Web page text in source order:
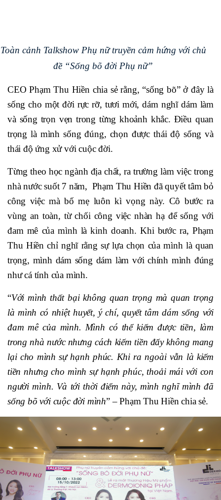
Toàn cảnh Talkshow Phụ nữ truyền cảm hứng với chủ
đề “Sống bõ đời Phụ nữ”
CEO Phạm Thu Hiền chia sẻ rằng, “sống bõ” ở đây là
sống cho một đời rực rỡ, tươi mới, dám nghĩ dám làm
và sống trọn vẹn trong từng khoảnh khắc. Điều quan
trọng là mình sống đúng, chọn được thái độ sống và
thái độ ứng xử với cuộc đời.
Từng theo học ngành địa chất, ra trường làm việc trong
nhà nước suốt 7 năm, Phạm Thu Hiền đã quyết tâm bỏ
công việc mà bố mẹ luôn kì vọng này. Cô bước ra
vùng an toàn, từ chối công việc nhàn hạ để sống với
đam mê của mình là kinh doanh. Khi bước ra, Phạm
Thu Hiền chỉ nghĩ rằng sự lựa chọn của mình là quan
trọng, mình dám sống dám làm với chính mình đúng
như cá tính của mình.
“Với mình thất bại không quan trọng mà quan trọng
là mình có nhiệt huyết, ý chí, quyết tâm dám sống với
đam mê của mình. Mình có thể kiếm được tiền, làm
trong nhà nước nhưng cách kiếm tiền đấy không mang
lại cho mình sự hạnh phúc. Khi ra ngoài vẫn là kiếm
tiền nhưng cho mình sự hạnh phúc, thoải mái với con
người mình. Và tới thời điểm này, mình nghĩ mình đã
sống bõ với cuộc đời mình” – Phạm Thu Hiền chia sẻ.